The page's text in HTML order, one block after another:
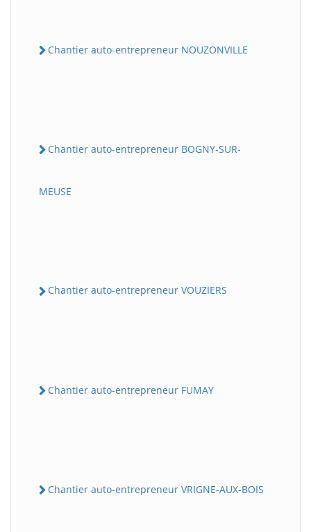
Chantier auto-entrepreneur NOUZONVILLE
Chantier auto-entrepreneur BOGNY-SUR-
MEUSE
Chantier auto-entrepreneur VOUZIERS
Chantier auto-entrepreneur FUMAY
Chantier auto-entrepreneur VRIGNE-AUX-BOIS